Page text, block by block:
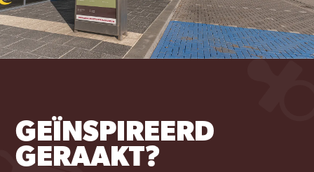
GEÏNSPIREERD
GERAAKT?